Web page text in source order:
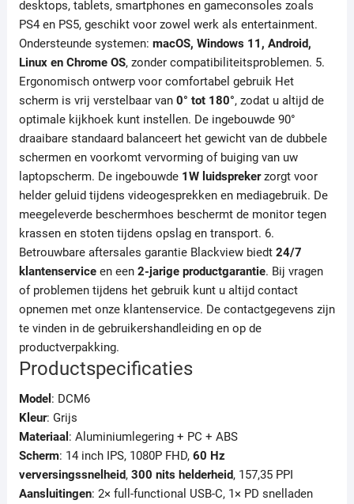
desktops, tablets, smartphones en gameconsoles zoals
PS4 en PS5, geschikt voor zowel werk als entertainment.
Ondersteunde systemen: macOS, Windows 11, Android,
Linux en Chrome OS, zonder compatibiliteitsproblemen. 5.
Ergonomisch ontwerp voor comfortabel gebruik Het
scherm is vrij verstelbaar van 0° tot 180°, zodat u altijd de
optimale kijkhoek kunt instellen. De ingebouwde 90°
draaibare standaard balanceert het gewicht van de dubbele
schermen en voorkomt vervorming of buiging van uw
laptopscherm. De ingebouwde 1W luidsprekerzorgt voor
helder geluid tijdens videogesprekken en mediagebruik. De
meegeleverde beschermhoes beschermt de monitor tegen
krassen en stoten tijdens opslag en transport. 6.
Betrouwbare aftersales garantie Blackview biedt 24/7
klantenserviceen een 2-jarige productgarantie. Bij vragen
of problemen tijdens het gebruik kunt u altijd contact
opnemen met onze klantenservice. De contactgegevens zijn
te vinden in de gebruikershandleiding en op de
productverpakking.
Productspecificaties
Model : DCM6
Kleur: Grijs
Materiaal : Aluminiumlegering + PC + ABS
Scherm: 14 inch IPS, 1080P FHD, 60 Hz
verversingssnelheid, 300 nits helderheid, 157,35 PPI
Aansluitingen: 2× full-functional USB-C, 1× PD snelladen